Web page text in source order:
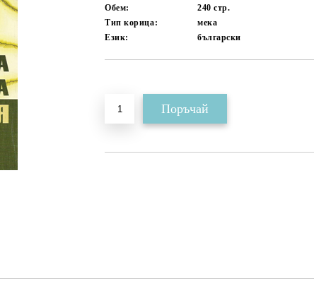
Обем:
240стр.
Тип корица:
мека
Език:
български